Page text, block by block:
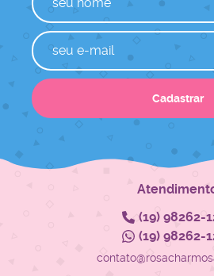
Cadastrar
(19)98262-
(19)98262-